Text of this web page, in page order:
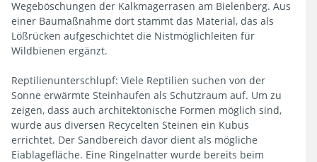
Wegeböschungen der Kalkmagerrasen am Bielenberg. Aus
einer Baumaßnahme dort stammt das Material, das als
Lößrücken aufgeschichtet die Nistmöglichleiten für
Wildbienen ergänzt.
Reptilienunterschlupf: Viele Reptilien suchen von der
Sonne erwärmte Steinhaufen als Schutzraum auf. Um zu
zeigen, dass auch architektonische Formen möglich sind,
wurde aus diversen Recycelten Steinen ein Kubus
errichtet. Der Sandbereich davor dient als mögliche
Eiablagefläche. Eine Ringelnatter wurde bereits beim
Samenreife